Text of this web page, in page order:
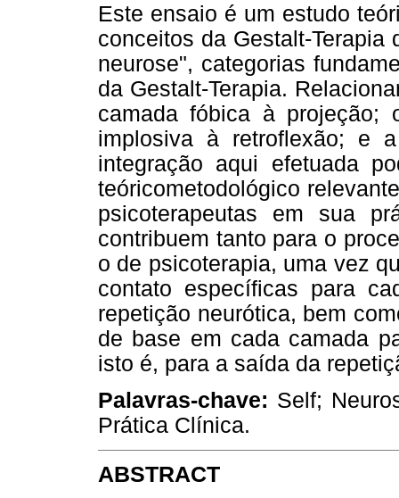
Este ensaio é um estudo
conceitos da Gestalt-
neurose", categorias
da Gestalt-Terapia.
camada fóbica à projeção;
implosiva à retroflexão; e
integração aqui efetuada
teóricometodológico
psicoterapeutas em sua
contribuem tanto para o
o de psicoterapia, uma vez
contato específicas para
repetição neurótica, bem
de base em cada camada
isto é, para a saída da
Palavras-chave: Self;
Prática Clínica.
ABSTRACT